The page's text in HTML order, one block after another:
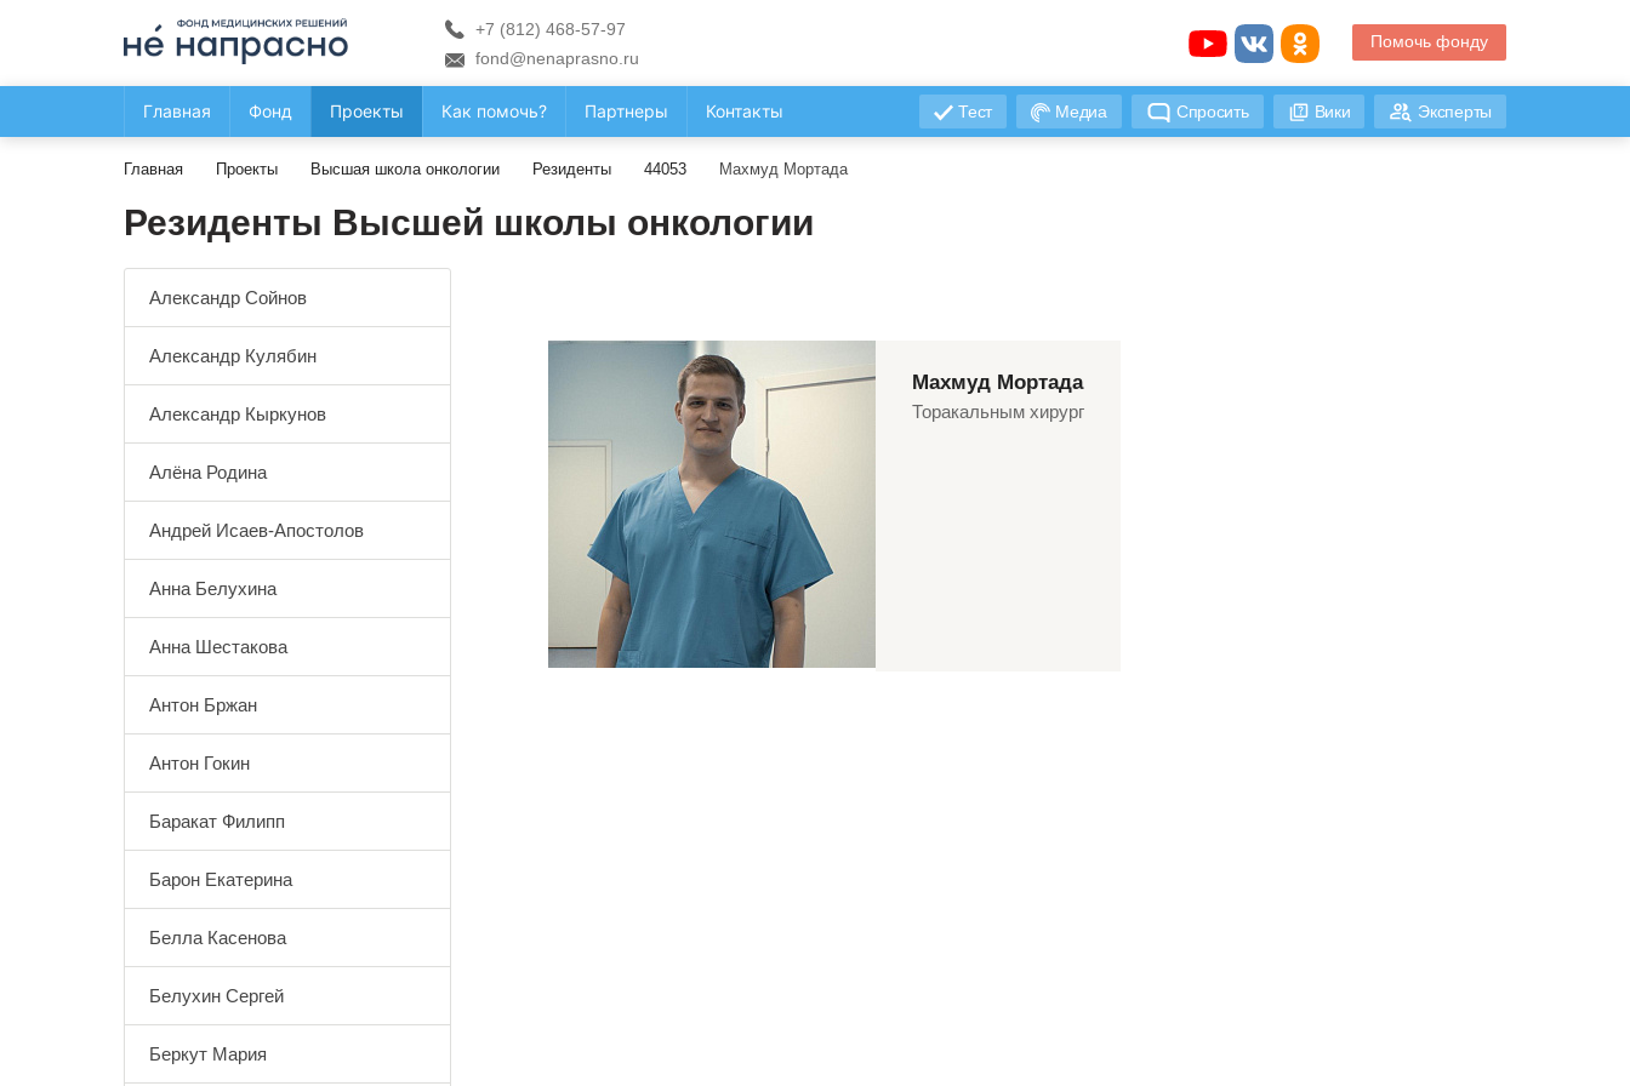
+7 (812) 468-57-97
fond@nenaprasno.ru
Помочь фонду
Главная Фонд Проекты Как помочь? Партнеры Контакты Тест Медиа Спросить Вики Эксперты
Главная Проекты Высшая школа онкологии Резиденты 44053 Махмуд Мортада
Резиденты Высшей школы онкологии
Александр Сойнов
Александр Кулябин
Александр Кыркунов
Алёна Родина
Андрей Исаев-Апостолов
Анна Белухина
Анна Шестакова
Антон Бржан
Антон Гокин
Баракат Филипп
Барон Екатерина
Белла Касенова
Белухин Сергей
Беркут Мария
Махмуд Мортада
Торакальным хирург